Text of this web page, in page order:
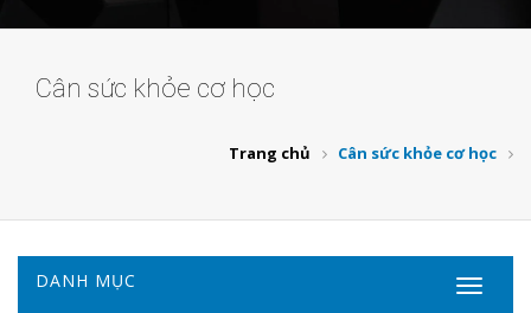
Cân sức khỏe cơ học
Trang chủ Cân sức khỏe cơ học
DANH MỤC